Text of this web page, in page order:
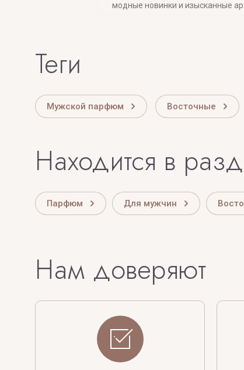
модные новинки и изысканные
теги
Мужской парфюм Восточные
Находится в
Парфюм Для мужчин
Нам доверяют